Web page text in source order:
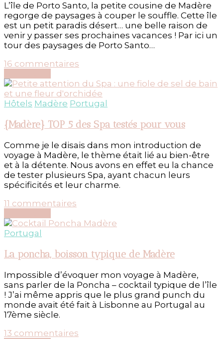
L’île de Porto Santo, la petite cousine de Madère
regorge de paysages à couper le souffle. Cette île
est un petit paradis désert… une belle raison de
venir y passer ses prochaines vacances ! Par ici un
tour des paysages de Porto Santo…
16 commentaires
le
tour
de
Santo
Hôtels Madère Portugal
{Madère} TOP 5 des Spa testés pour vous
Comme je le disais dans mon introduction de
voyage à Madère, le thème était lié au bien-être
et à la détente. Nous avons en effet eu la chance
de tester plusieurs Spa, ayant chacun leurs
spécificités et leur charme.
11 commentaires
TOP
Spa
testés
pour
vous
Portugal
La poncha, boisson typique de Madère
Impossible d’évoquer mon voyage à Madère,
sans parler de la Poncha – cocktail typique de l’île
! J’ai même appris que le plus grand punch du
monde avait été fait à Lisbonne au Portugal au
17ème siècle.
13 commentaires